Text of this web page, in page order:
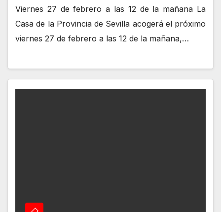
Viernes 27 de febrero a las 12 de la mañana La
Casa de la Provincia de Sevilla acogerá el próximo
viernes 27 de febrero a las 12 de la mañana,…